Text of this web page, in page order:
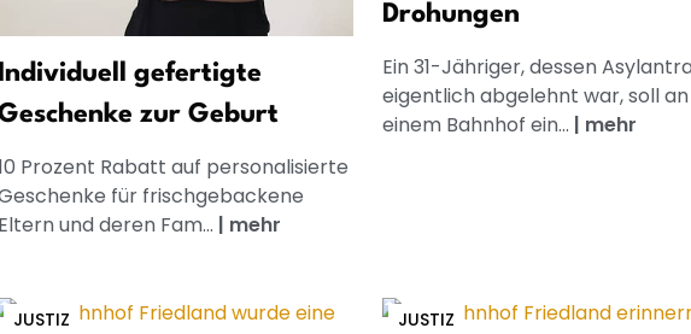
Individuell gefertigte
zur Geburt
Prozent Rabatt auf personalisierte
für frischgebackene
Eltern und deren Fam... | mehr
Drohungen
Ein 31-Jähriger, dessen
eigentlich abgelehnt war, soll an
einem Bahnhof ein... | mehr
JUSTIZ JUSTIZ